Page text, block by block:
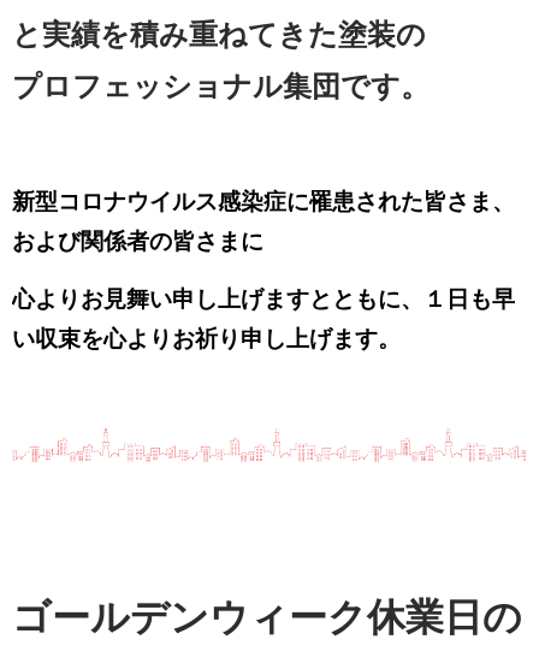
と実績を積み重ねてきた塗装の
プロフェッショナル集団です。
新型コロナウイルス感染症に罹患された皆さま、
および関係者の皆さまに
心よりお見舞い申し上げますとともに、１日も早
い収束を心よりお祈り申し上げます。
ゴールデンウィーク休業日の